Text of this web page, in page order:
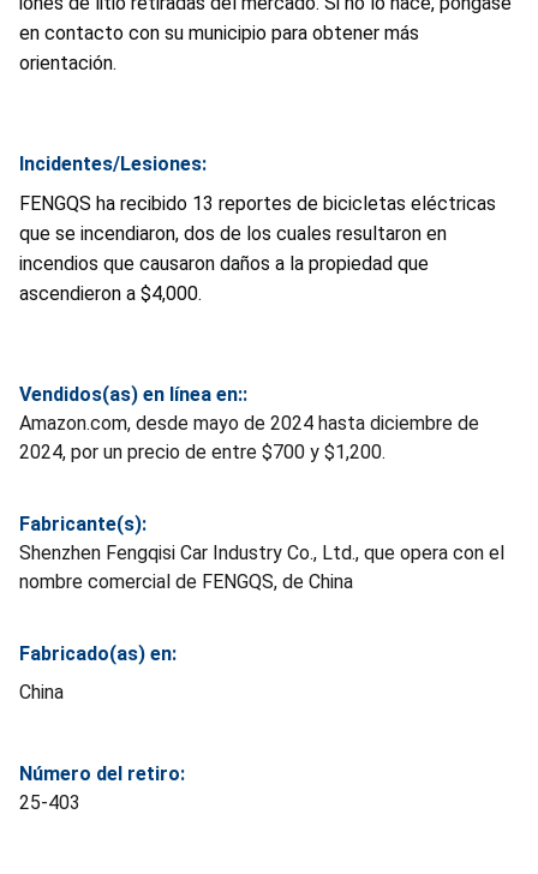
en contacto con su municipio para obtener más
orientación.
Incidentes/Lesiones:
FENGQS ha recibido 13 reportes de bicicletas eléctricas
que se incendiaron, dos de los cuales resultaron en
incendios que causaron daños a la propiedad que
ascendieron a $4,000.
Vendidos(as) en línea en::
Amazon.com, desde mayo de 2024 hasta diciembre de
2024, por un precio de entre $700 y $1,200.
Fabricante(s):
Shenzhen Fengqisi Car Industry Co., Ltd., que opera con el
nombre comercial de FENGQS, de China
Fabricado(as) en:
China
Número del retiro:
25-403